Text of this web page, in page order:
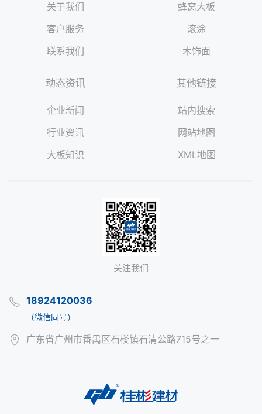
关于我们
客户服务
联系我们
蜂窝大板
滚涂
木饰面
动态资讯
企业新闻
行业资讯
大板知识
其他链接
站内搜索
网站地图
XML地图
关注我们
18924120036
（微信同号）
广东省广州市番禺区石楼镇石清公路715号之一